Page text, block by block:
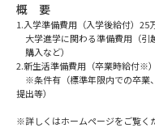
学問
大学で学びたい学問発見
概 要
1.入学準備費用（入学後給付）25
大学進学に関わる準備費用（
購入など）
2.新生活準備費用（卒業時給付※
※条件有（標準年限内での卒業
提出等）
※詳しくはホームページをご覧く